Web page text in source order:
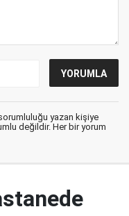
yazan kişiye
değildir. Her bir yorum